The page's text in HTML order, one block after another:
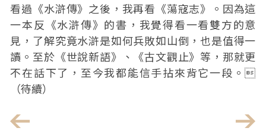
看過《水滸傳》之後，我再看《蕩寇志》。因為這
一本反《水滸傳》的書，我覺得看一看雙方的意
見，了解究竟水滸是如何兵敗如山倒，也是值得一
讀。至於《世說新語》、《古文觀止》等，那就更
不在話下了，至今我都能信手拈來背它一段。
（待續）